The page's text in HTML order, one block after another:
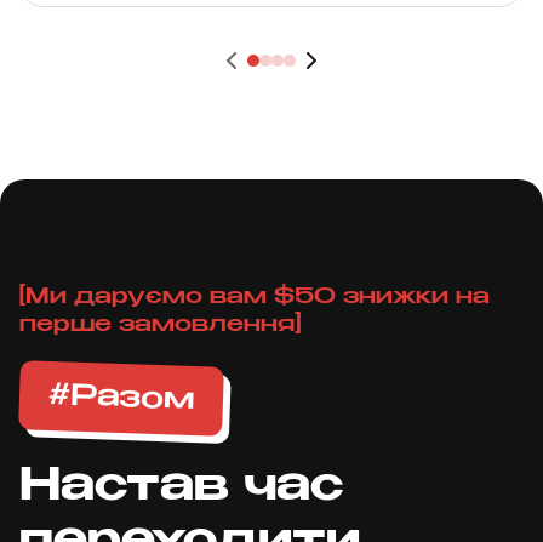
[Ми даруємо вам $50 знижки на
перше замовлення]
Настав час
#Разом